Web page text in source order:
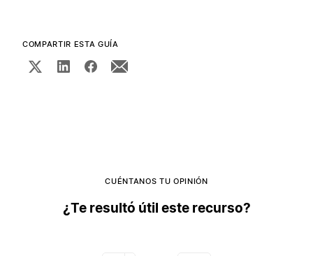
COMPARTIR ESTA GUÍA
CUÉNTANOS TU OPINIÓN
¿Te resultó útil este recurso?